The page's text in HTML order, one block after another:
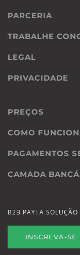
PARCERIA
TRABALHE
LEGAL
PRIVACIDADE
PREÇOS
COMO
PAGAMENTOS
CAMADA
B2B PAY: A
INSCREVA-SE